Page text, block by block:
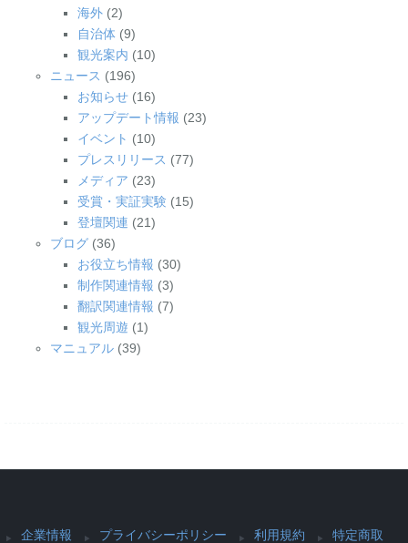
海外 (2)
自治体 (9)
観光案内 (10)
ニュース (196)
お知らせ (16)
アップデート情報 (23)
イベント (10)
プレスリリース (77)
メディア (23)
受賞・実証実験 (15)
登壇関連 (21)
ブログ (36)
お役立ち情報 (30)
制作関連情報 (3)
翻訳関連情報 (7)
観光周遊 (1)
マニュアル (39)
企業情報 プライバシーポリシー 利用規約
特定商取